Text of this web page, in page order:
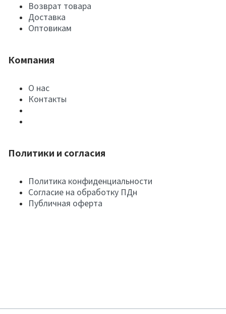
Возврат товара
Доставка
Оптовикам
Компания
О нас
Контакты
Политики и согласия
Политика конфиденциальности
Согласие на обработку ПДн
Публичная оферта